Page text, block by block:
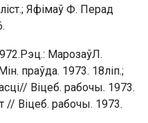
Яфімаў Ф. Перад
МарозаўЛ.
праўда. 1973. 18ліп.;
Віцеб. рабочы. 1973.
// Віцеб. рабочы. 1973.